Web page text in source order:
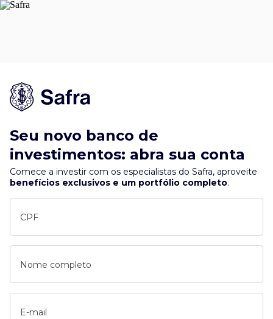
Seu novo banco de
investimentos: abra sua conta
Comece a investir com os especialistas do Safra, aproveite
benefícios exclusivos e um portfólio completo.
CPF
Nome completo
E-mail